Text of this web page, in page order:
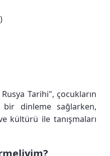
Tarihi", çocukların
dinleme sağlarken,
kültürü ile tanışmaları